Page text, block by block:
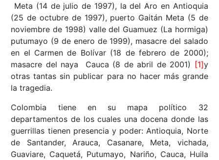
Meta (14 de julio de 1997), la del Aro en Antioquia
(25 de octubre de 1997), puerto Gaitán Meta (5 de
noviembre de 1998) valle del Guamuez (La hormiga)
putumayo (9 de enero de 1999), masacre del salado
en el Carmen de Bolívar (18 de febrero de 2000);
masacre del naya Cauca (8 de abril de 2001)
[1]y
otras tantas sin publicar para no hacer más grande
la tragedia.
Colombia tiene en su mapa político 32
departamentos de los cuales una docena donde las
guerrillas tienen presencia y poder: Antioquia, Norte
de Santander, Arauca, Casanare, Meta, vichada,
Guaviare, Caquetá, Putumayo, Nariño, Cauca, Huila